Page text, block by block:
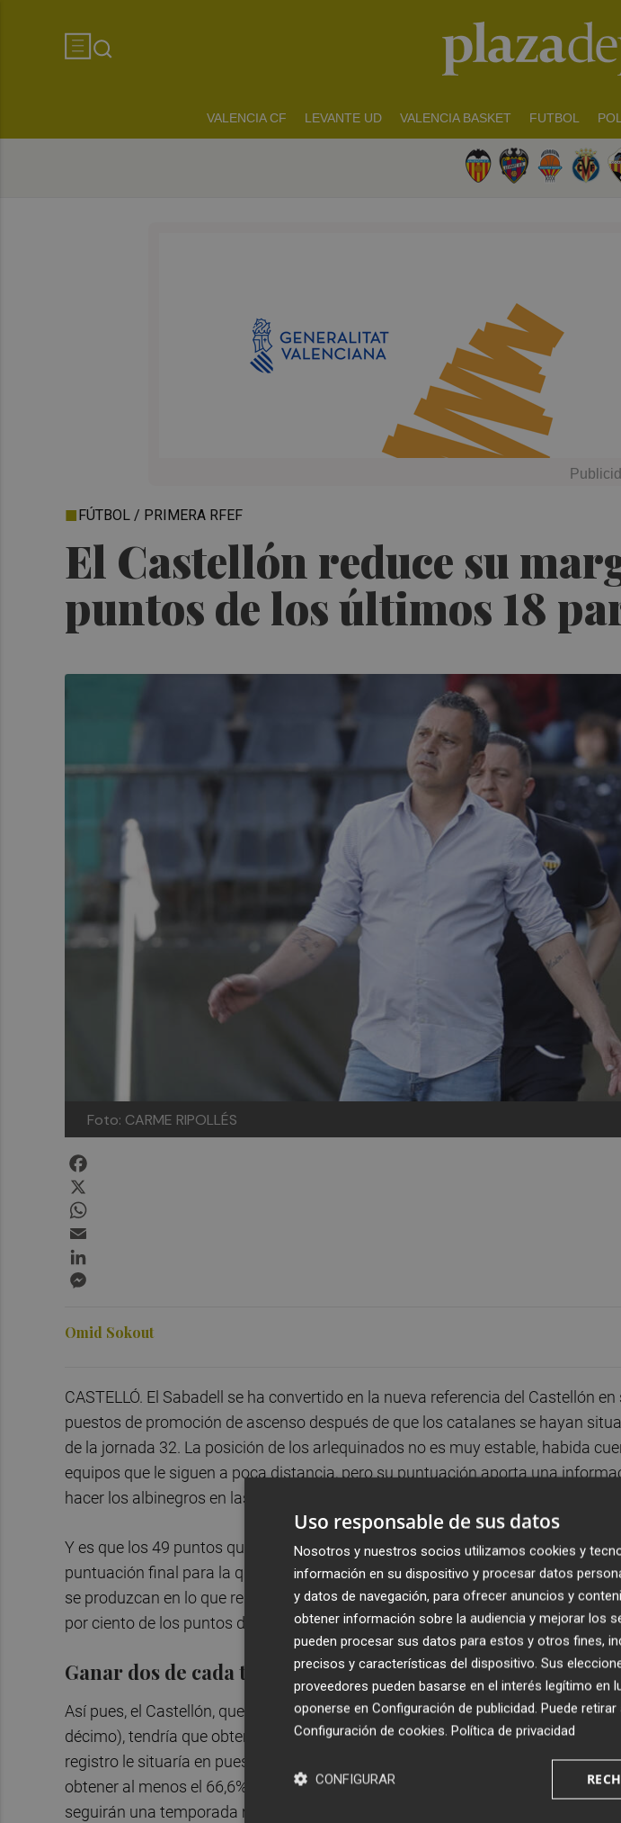
VALENCIA CF LEVANTE UD VALENCIA BASKET FUTBOL
El Castellón reduce su
puntos de los últimos 18
FÚTBOL / PRIMERA RFEF
Foto: CARME RIPOLLÉS
Omid Sokout
CASTELLÓ. El Sabadell se ha convertido en la nueva referencia del Castellón
puestos de promoción de ascenso después de que los catalanes se hayan
de la jornada 32. La posición de los arlequinados no es muy estable, habida
equipos que le siguen a poca distancia, pero su puntuación aporta una
hacer los albinegros en las seis jornadas que faltan.
Y es que los 49 puntos que suma el Sabadell a estas alturas de competición
puntuación final para la quinta plaza en 58 puntos. Esta cifra podría cambiar
se produzcan en lo que resta de competición, pero la variación sería mínima,
por ciento de los puntos de esta fase regular.
Ganar dos de cada tres puntos en juego
Así pues, el Castellón, que está a tres puntos del Sabadell con los 46 que ha
décimo), tendría que obtener 12 puntos de los 18 que restan por jugarse para
registro le situaría en puestos de promoción... o le dejaría muy cerca. Así pues,
obtener al menos el 66,6% de los puntos que aún les quedan por disputar. Si
seguirán una temporada más en Primera RFEF.
Uso responsable de sus datos
Nosotros y nuestros socios utilizamos cookies y
información en su dispositivo y procesar datos
y datos de navegación, para ofrecer anuncios y
obtener información sobre la audiencia y mejorar los
pueden procesar sus datos para estos y otros fines,
precisos y características del dispositivo. Sus
proveedores pueden basarse en el interés legítimo en
oponerse en Configuración de publicidad. Puede
Configuración de cookies. Política de privacidad
CONFIGURAR